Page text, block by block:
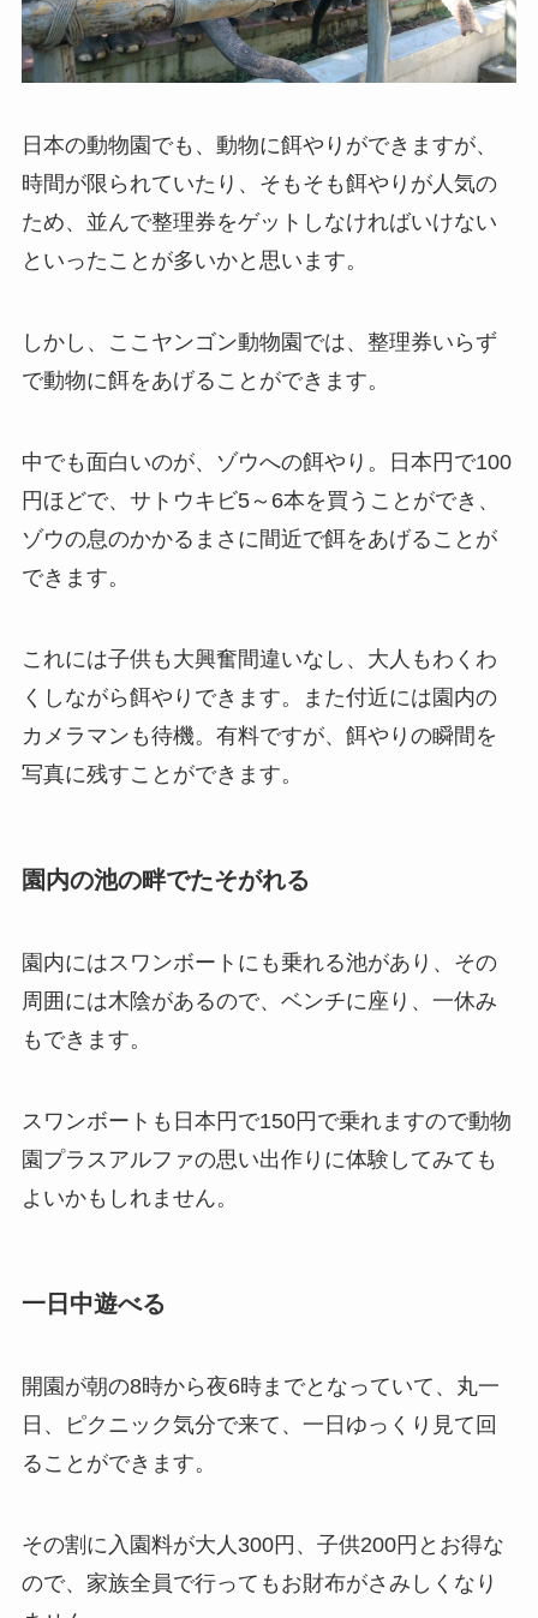
日本の動物園でも、動物に餌やりができますが、
時間が限られていたり、そもそも餌やりが人気の
ため、並んで整理券をゲットしなければいけない
といったことが多いかと思います。
しかし、ここヤンゴン動物園では、整理券いらず
で動物に餌をあげることができます。
中でも面白いのが、ゾウへの餌やり。日本円で100
円ほどで、サトウキビ5～6本を買うことができ、
ゾウの息のかかるまさに間近で餌をあげることが
できます。
これには子供も大興奮間違いなし、大人もわくわ
くしながら餌やりできます。また付近には園内の
カメラマンも待機。有料ですが、餌やりの瞬間を
写真に残すことができます。
園内の池の畔でたそがれる
園内にはスワンボートにも乗れる池があり、その
周囲には木陰があるので、ベンチに座り、一休み
もできます。
スワンボートも日本円で150円で乗れますので動物
園プラスアルファの思い出作りに体験してみても
よいかもしれません。
一日中遊べる
開園が朝の8時から夜6時までとなっていて、丸一
日、ピクニック気分で来て、一日ゆっくり見て回
ることができます。
その割に入園料が大人300円、子供200円とお得な
ので、家族全員で行ってもお財布がさみしくなり